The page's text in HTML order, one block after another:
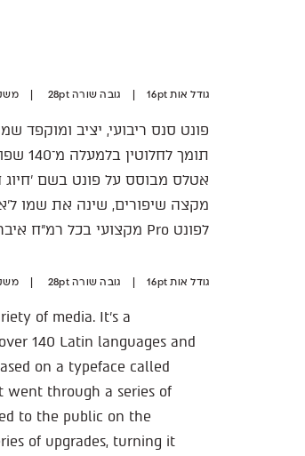
גודל אות 16pt | גובה שורה 28pt | משקל רגיל
לפונט Pro מקצועי בכל רמ"ח איבריו.
גודל אות 16pt | גובה שורה 28pt | משקל רגיל
of media. It’s a
140 Latin languages and
on a typeface called
went through a series of
to the public on the
of upgrades, turning it